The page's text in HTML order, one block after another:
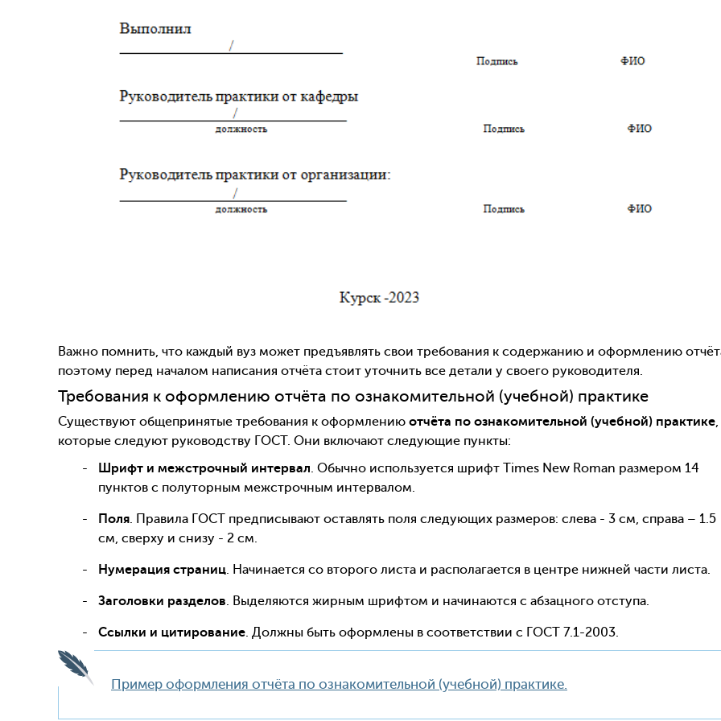
Важно помнить, что каждый вуз может предъявлять свои требования к содержанию и оформлению
поэтому перед началом написания отчёта стоит уточнить все детали у своего руководителя.
Требования к оформлению отчёта по ознакомительной (учебной) практике
Существуют общепринятые требования к оформлению отчёта по ознакомительной (учебной) практике,
которые следуют руководству ГОСТ. Они включают следующие пункты:
Шрифт и межстрочный интервал. Обычно используется шрифт Times New Roman размером 14
пунктов с полуторным межстрочным интервалом.
Поля. Правила ГОСТ предписывают оставлять поля следующих размеров: слева - 3 см, справа – 1.5
см, сверху и снизу - 2 см.
Нумерация страниц. Начинается со второго листа и располагается в центре нижней части листа.
Заголовки разделов. Выделяются жирным шрифтом и начинаются с абзацного отступа.
Ссылки и цитирование. Должны быть оформлены в соответствии с ГОСТ 7.1-2003.
Пример оформления отчёта по ознакомительной (учебной) практике.